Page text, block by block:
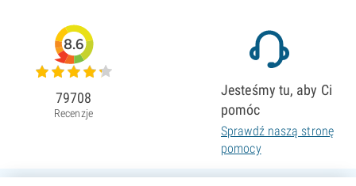
8.6
79708
Recenzje
Jesteśmy tu, aby Ci
pomóc
Sprawdź naszą stronę
pomocy